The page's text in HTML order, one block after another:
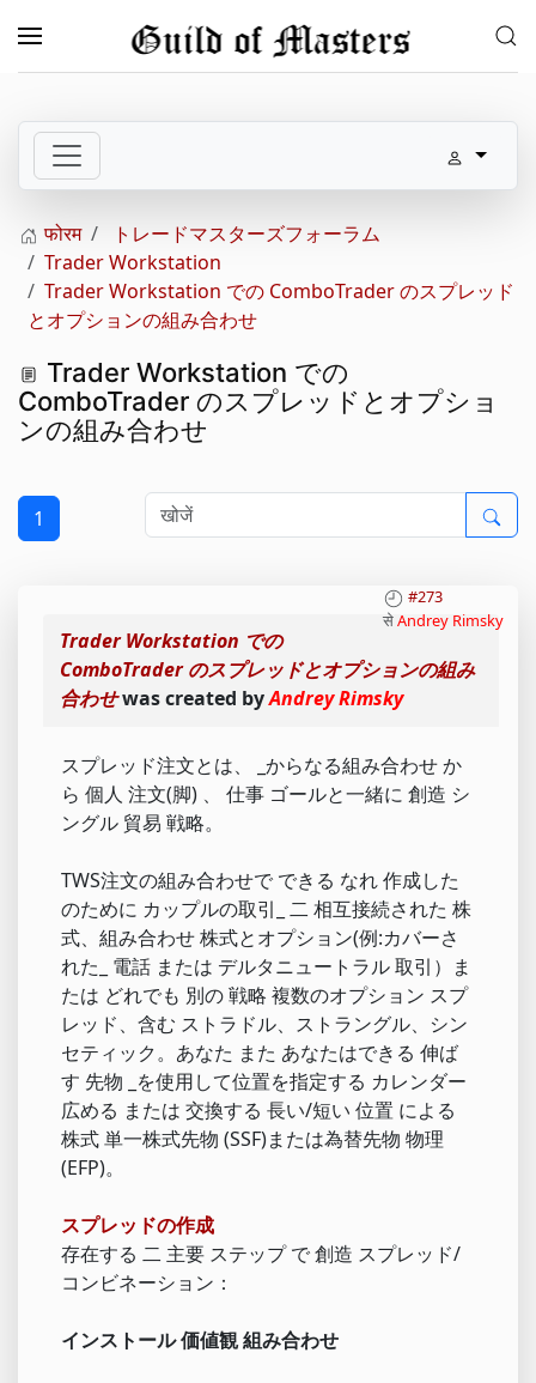
Skip to main content
फोरम
トレードマスターズフォーラム
Trader Workstation
Trader Workstation での ComboTrader のスプレッド
とオプションの組み合わせ
Trader Workstation での
ComboTrader のスプレッドとオプショ
ンの組み合わせ
1
#273
सेAndrey Rimsky
Trader Workstation での
ComboTrader のスプレッドとオプションの組み
合わせwas created byAndrey Rimsky
スプレッド注文とは、 _からなる組み合わせ か
ら 個人 注文(脚) 、 仕事 ゴールと一緒に 創造 シ
ングル 貿易 戦略。
TWS注文の組み合わせで できる なれ 作成した
のために カップルの取引_ 二 相互接続された 株
式、組み合わせ 株式とオプション(例:カバーさ
れた_ 電話 または デルタニュートラル 取引）ま
たは どれでも 別の 戦略 複数のオプション スプ
レッド、含む ストラドル、ストラングル、シン
セティック。あなた また あなたはできる 伸ば
す 先物 _を使用して位置を指定する カレンダー
広める または 交換する 長い/短い 位置 による
株式 単一株式先物 (SSF)または為替先物 物理
(EFP)。
スプレッドの作成
存在する 二 主要 ステップ で 創造 スプレッド/
コンビネーション：
インストール 価値観 組み合わせ